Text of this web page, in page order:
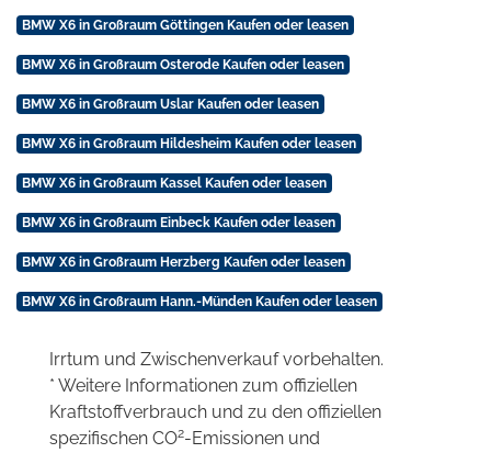
BMW X6 in Großraum Göttingen Kaufen oder leasen
BMW X6 in Großraum Osterode Kaufen oder leasen
BMW X6 in Großraum Uslar Kaufen oder leasen
BMW X6 in Großraum Hildesheim Kaufen oder leasen
BMW X6 in Großraum Kassel Kaufen oder leasen
BMW X6 in Großraum Einbeck Kaufen oder leasen
BMW X6 in Großraum Herzberg Kaufen oder leasen
BMW X6 in Großraum Hann.-Münden Kaufen oder leasen
Irrtum und Zwischenverkauf vorbehalten.
* Weitere Informationen zum offiziellen
Kraftstoffverbrauch und zu den offiziellen
spezifischen CO2-Emissionen und